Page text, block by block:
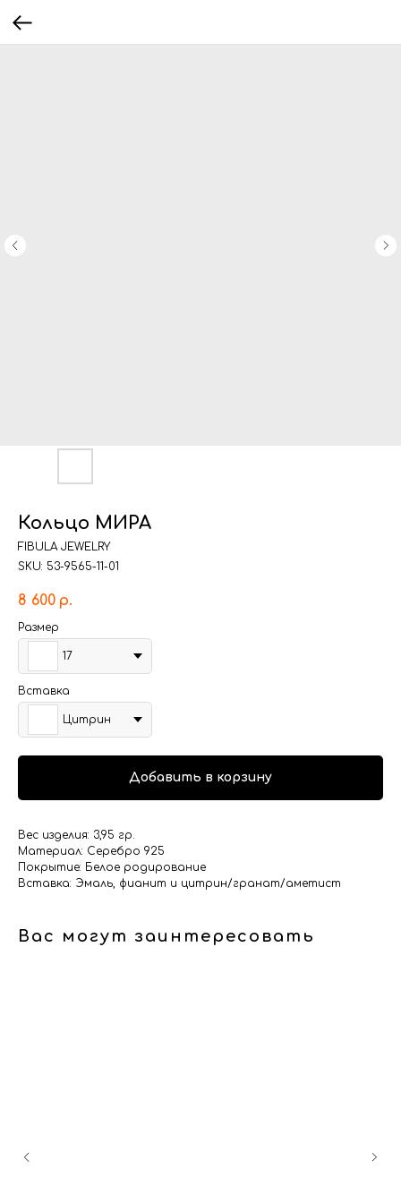
Кольцо МИРА
FIBULA JEWELRY
SKU: 53-9565-11-01
8 600 р.
Размер
17
Вставка
Цитрин
Добавить в корзину
Вес изделия: 3,95 гр.
Материал: Серебро 925
Покрытие: Белое родирование
Вставка: Эмаль, фианит и цитрин/гранат/аметист
Вас могут заинтересовать